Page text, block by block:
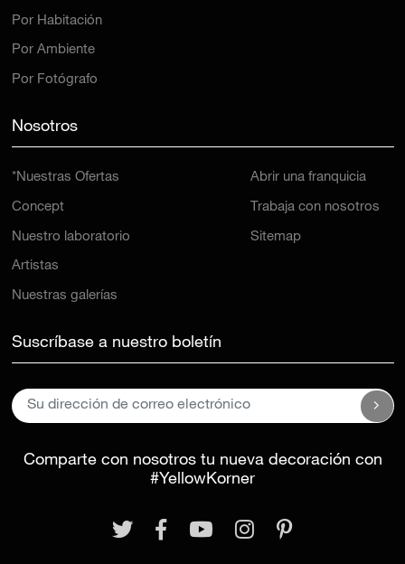
Por Habitación
Por Ambiente
Por Fotógrafo
Nosotros
*Nuestras Ofertas
Concept
Nuestro laboratorio
Artistas
Nuestras galerías
Abrir una franquicia
Trabaja con nosotros
Sitemap
Suscríbase a nuestro boletín
Comparte con nosotros tu nueva decoración con
#YellowKorner